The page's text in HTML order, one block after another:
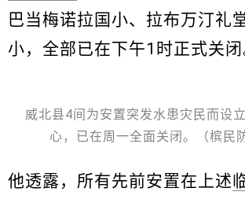
巴当梅诺拉国小、拉布万汀礼
小，全部已在下午1时正式关闭
威北县4间为安置突发水患灾民而设
心，已在周一全面关闭。（槟民
他透露，所有先前安置在上述